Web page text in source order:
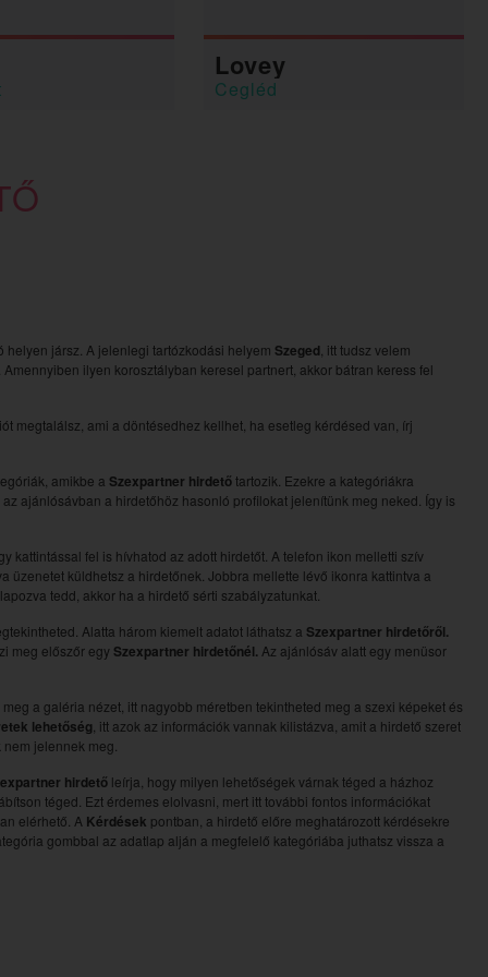
Lovey
Cegléd
jársz. A jelenlegi tartózkodási helyem Szeged , itt tudsz velem
ilyen korosztályban keresel partnert, akkor bátran keress fel
megtalálsz, ami a döntésedhez kellhet, ha esetleg kérdésed van, írj
amikbe a Szexpartner hirdetőtartozik. Ezekre a kategóriákra
ajánlósávban a hirdetőhöz hasonló profilokat jelenítünk meg neked. Így is
fel is hívhatod az adott hirdetőt. A telefon ikon melletti szív
küldhetsz a hirdetőnek. Jobbra mellette lévő ikonra kattintva a
tedd, akkor ha a hirdető sérti szabályzatunkat.
Alatta három kiemelt adatot láthatsz a Szexpartner hirdetőről.
meg előszőr egy Szexpartner hirdetőnél. Az ajánlósáv alatt egy menüsor
a galéria nézet, itt nagyobb méretben tekintheted meg a szexi képeket és
lehetőség , itt azok az információk vannak kilistázva, amit a hirdető szeret
jelennek meg.
hirdető leírja, hogy milyen lehetőségek várnak téged a házhoz
téged. Ezt érdemes elolvasni, mert itt további fontos információkat
elérhető. A Kérdések pontban, a hirdető előre meghatározott kérdésekre
gombbal az adatlap alján a megfelelő kategóriába juthatsz vissza a